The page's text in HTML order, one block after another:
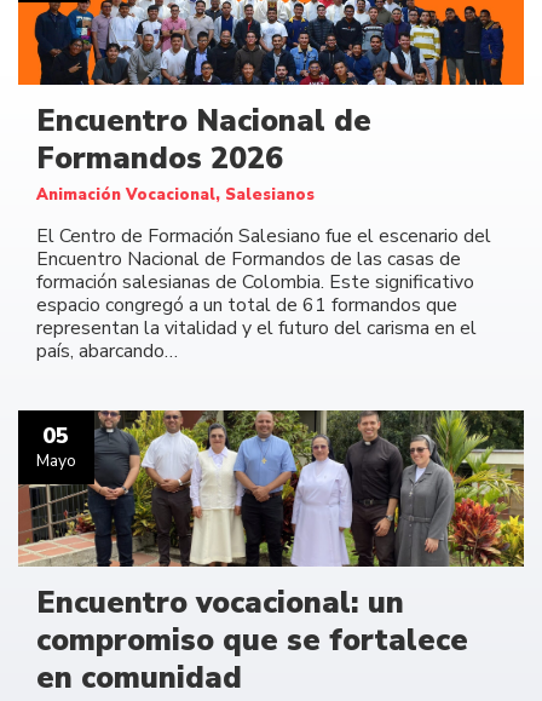
Encuentro Nacional de
Formandos 2026
Animación Vocacional, Salesianos
El Centro de Formación Salesiano fue el escenario del
Encuentro Nacional de Formandos de las casas de
formación salesianas de Colombia. Este significativo
espacio congregó a un total de 61 formandos que
representan la vitalidad y el futuro del carisma en el
país, abarcando…
05
Mayo
Encuentro vocacional: un
compromiso que se fortalece
en comunidad